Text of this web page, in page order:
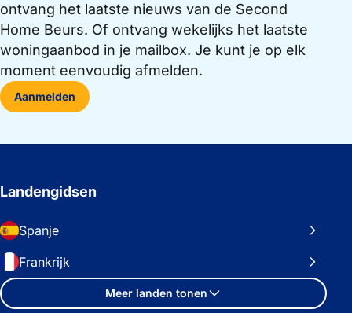
ontvang het laatste nieuws van de Second
Home Beurs. Of ontvang wekelijks het laatste
woningaanbod in je mailbox. Je kunt je op elk
moment eenvoudig afmelden.
Aanmelden
Landengidsen
Spanje
Frankrijk
Meer landen tonen